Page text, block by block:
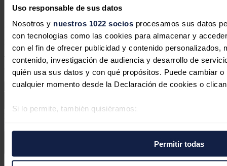
Uso responsable de sus datos
Nosotros y nuestros 1022 sociosprocesamos sus datos
con tecnologías como las cookies para almacenar y
con el fin de ofrecer publicidad y contenido personalizados,
contenido, investigación de audiencia y desarrollo de
quién usa sus datos y con qué propósitos. Puede cambiar
cualquier momento desde la Declaración de cookies o
Si lo permite, también quisiéramos:
Identificar su dispositivo analizándolo activamente
específicas (huellas digitales)
Permitir todas
José A. Roca06/08/2026
No hay comentarios
Deja tu comentario
Tu dirección de correo electrónico no será publicada. Todos los
campos son obligatorios